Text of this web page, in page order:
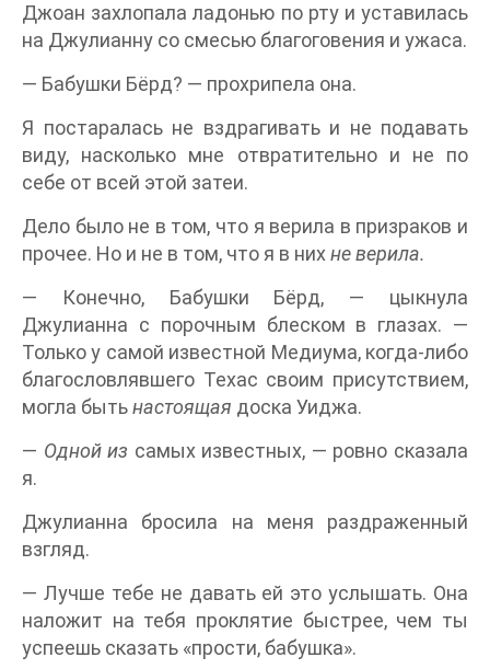
Джоан захлопала ладонью по рту и уставилась
на Джулианну со смесью благоговения и ужаса.
— Бабушки Бёрд? — прохрипела она.
Я постаралась не вздрагивать и не подавать
виду, насколько мне отвратительно и не по
себе от всей этой затеи.
Дело было не в том, что я верила в призраков и
прочее. Но и не в том, что я в нихне верила.
— Конечно, Бабушки Бёрд, — цыкнула
Джулианна с порочным блеском в глазах. —
Только у самой известной Медиума, когда-либо
благословлявшего Техас своим присутствием,
могла бытьнастоящая доска Уиджа.
— Одной из самых известных, — ровно сказала
я.
Джулианна бросила на меня раздраженный
взгляд.
— Лучше тебе не давать ей это услышать. Она
наложит на тебя проклятие быстрее, чем ты
успеешь сказать «прости, бабушка».